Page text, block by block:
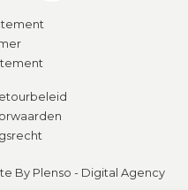
By Plenso - Digital Agency